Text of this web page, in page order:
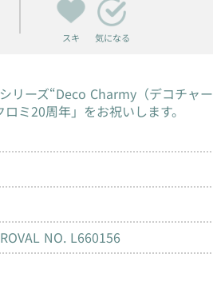
スキ 気になる
リーズ“Deco Charmy（デコチャー
ミ20周年」をお祝いします。
NO. L660156